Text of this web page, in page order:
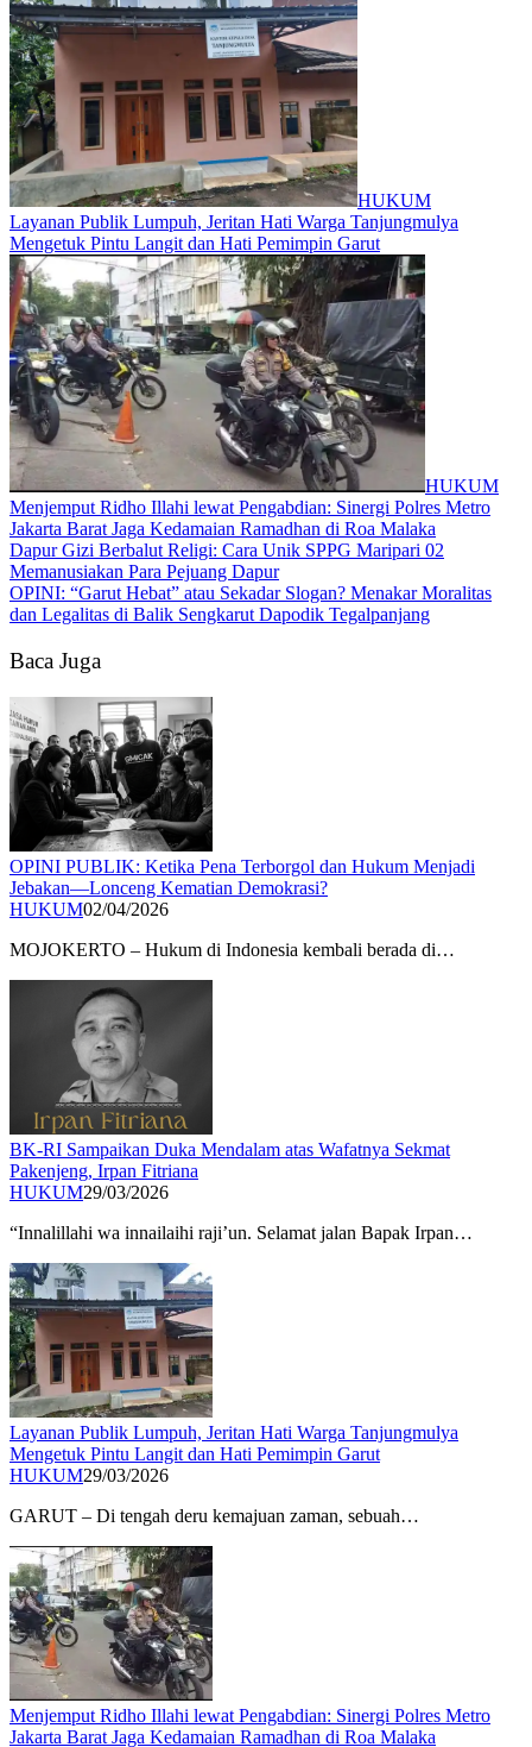
HUKUM
Layanan Publik Lumpuh, Jeritan Hati Warga Tanjungmulya
Mengetuk Pintu Langit dan Hati Pemimpin Garut
HUKUM
Menjemput Ridho Illahi lewat Pengabdian: Sinergi Polres Metro
Jakarta Barat Jaga Kedamaian Ramadhan di Roa Malaka
Dapur Gizi Berbalut Religi: Cara Unik SPPG Maripari 02
Memanusiakan Para Pejuang Dapur
OPINI: “Garut Hebat” atau Sekadar Slogan? Menakar Moralitas
dan Legalitas di Balik Sengkarut Dapodik Tegalpanjang
Baca Juga
OPINI PUBLIK: Ketika Pena Terborgol dan Hukum Menjadi
Jebakan—Lonceng Kematian Demokrasi?
HUKUM02/04/2026
MOJOKERTO – Hukum di Indonesia kembali berada di…
BK-RI Sampaikan Duka Mendalam atas Wafatnya Sekmat
Pakenjeng, Irpan Fitriana
HUKUM29/03/2026
​“Innalillahi wa innailaihi raji’un. Selamat jalan Bapak Irpan…
Layanan Publik Lumpuh, Jeritan Hati Warga Tanjungmulya
Mengetuk Pintu Langit dan Hati Pemimpin Garut
HUKUM29/03/2026
GARUT – Di tengah deru kemajuan zaman, sebuah…
Menjemput Ridho Illahi lewat Pengabdian: Sinergi Polres Metro
Jakarta Barat Jaga Kedamaian Ramadhan di Roa Malaka